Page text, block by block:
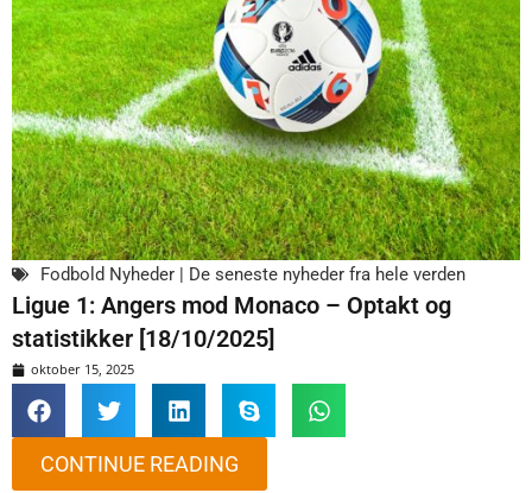
Fodbold Nyheder | De seneste nyheder fra hele verden
Ligue 1: Angers mod Monaco – Optakt og
statistikker [18/10/2025]
oktober 15, 2025
CONTINUE READING